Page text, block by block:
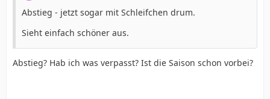
Abstieg - jetzt sogar mit Schleifchen drum.
Sieht einfach schöner aus.
Abstieg? Hab ich was verpasst? Ist die Saison schon vorbei?